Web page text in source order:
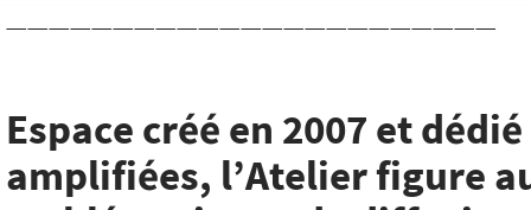
Espace créé en 2007 et
amplifiées, l’Atelier figure